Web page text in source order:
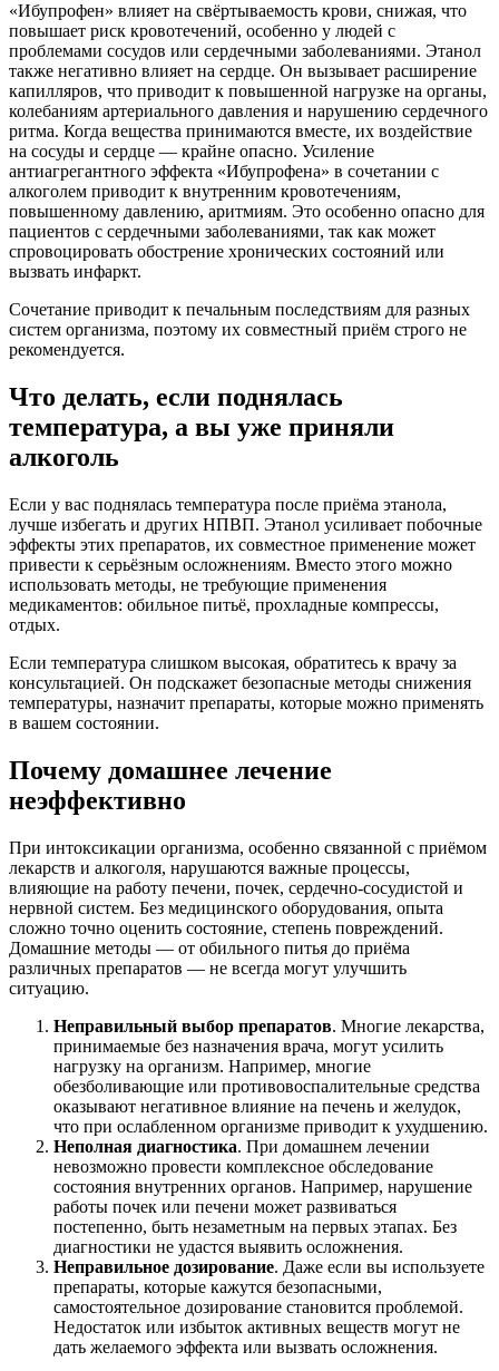
«Ибупрофен» влияет на свёртываемость крови, снижая, что
повышает риск кровотечений, особенно у людей с
проблемами сосудов или сердечными заболеваниями. Этанол
также негативно влияет на сердце. Он вызывает расширение
капилляров, что приводит к повышенной нагрузке на органы,
колебаниям артериального давления и нарушению сердечного
ритма. Когда вещества принимаются вместе, их воздействие
на сосуды и сердце — крайне опасно. Усиление
антиагрегантного эффекта «Ибупрофена» в сочетании с
алкоголем приводит к внутренним кровотечениям,
повышенному давлению, аритмиям. Это особенно опасно для
пациентов с сердечными заболеваниями, так как может
спровоцировать обострение хронических состояний или
вызвать инфаркт.
Сочетание приводит к печальным последствиям для разных
систем организма, поэтому их совместный приём строго не
рекомендуется.
Что делать, если поднялась
температура, а вы уже приняли
алкоголь
Если у вас поднялась температура после приёма этанола,
лучше избегать и других НПВП. Этанол усиливает побочные
эффекты этих препаратов, их совместное применение может
привести к серьёзным осложнениям. Вместо этого можно
использовать методы, не требующие применения
медикаментов: обильное питьё, прохладные компрессы,
отдых.
Если температура слишком высокая, обратитесь к врачу за
консультацией. Он подскажет безопасные методы снижения
температуры, назначит препараты, которые можно применять
в вашем состоянии.
Почему домашнее лечение
неэффективно
При интоксикации организма, особенно связанной с приёмом
лекарств и алкоголя, нарушаются важные процессы,
влияющие на работу печени, почек, сердечно-сосудистой и
нервной систем. Без медицинского оборудования, опыта
сложно точно оценить состояние, степень повреждений.
Домашние методы — от обильного питья до приёма
различных препаратов — не всегда могут улучшить
ситуацию.
Неправильный выбор препаратов. Многие лекарства,
принимаемые без назначения врача, могут усилить
нагрузку на организм. Например, многие
обезболивающие или противовоспалительные средства
оказывают негативное влияние на печень и желудок,
что при ослабленном организме приводит к ухудшению.
Неполная диагностика. При домашнем лечении
невозможно провести комплексное обследование
состояния внутренних органов. Например, нарушение
работы почек или печени может развиваться
постепенно, быть незаметным на первых этапах. Без
диагностики не удастся выявить осложнения.
Неправильное дозирование. Даже если вы используете
препараты, которые кажутся безопасными,
самостоятельное дозирование становится проблемой.
Недостаток или избыток активных веществ могут не
дать желаемого эффекта или вызвать осложнения.